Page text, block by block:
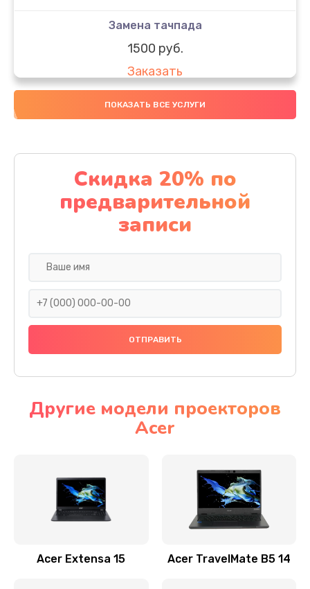
Замена тачпада
1500 руб.
Заказать
Замена южного моста
Заказать
Чистка от пыли
1060 руб.
Заказать
Ремонт подсветки
Настройка BIOS
Замена видеочипа
Заказать
ПОКАЗАТЬ ВСЕ УСЛУГИ
Скидка 20% по
предварительной
записи
Другие модели проекторов
Acer
Acer Extensa 15 Acer TravelMate B5 14